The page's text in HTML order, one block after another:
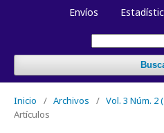
Envíos
Inicio / Archivos / Vol. 3 Núm. 2
Artículos